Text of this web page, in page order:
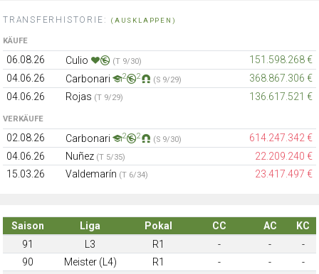
TRANSFERHISTORIE: (AUSKLAPPEN)
KÄUFE
06.08.26 Culio (T 9/30)
151.598.268 €
04.06.26
Carbonari 2 2 (S 9/29)
368.867.306 €
04.06.26
Rojas (T 9/29) 136.617.521 €
VERKÄUFE
02.08.26 Carbonari 2 2 (S 9/30)
614.247.342 €
04.06.26
Nuñez (T 5/35)
22.209.240 €
15.03.26
Valdemarín (T 6/34) 23.417.497 €
Saison Liga Pokal CC AC
KC
91
L3 R1 - -
-
90
Meister (L4) R1 - -
-